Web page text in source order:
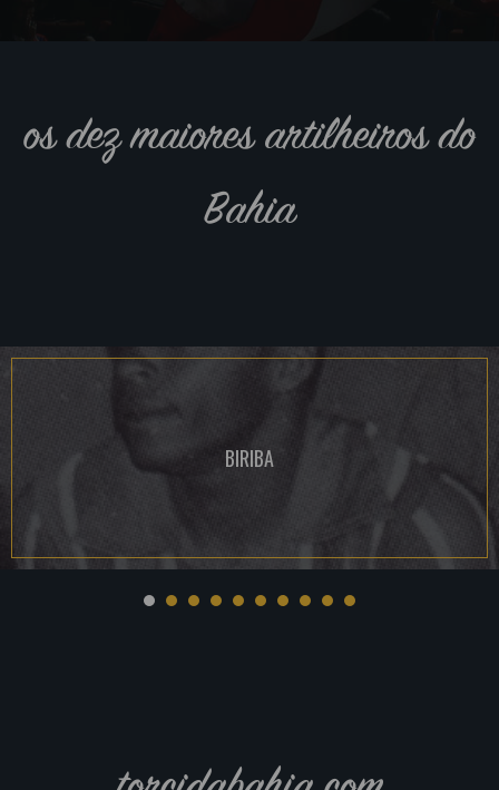
os dez maiores artilheiros do
Bahia
BIRIBA